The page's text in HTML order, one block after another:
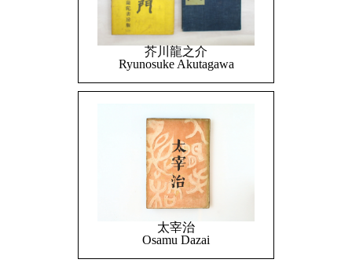
芥川龍之介
Ryunosuke Akutagawa
太宰治
Osamu Dazai